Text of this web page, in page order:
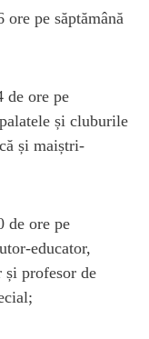
pe săptămână
de ore pe
și cluburile
și maiștri-
de ore pe
educator,
și profesor de